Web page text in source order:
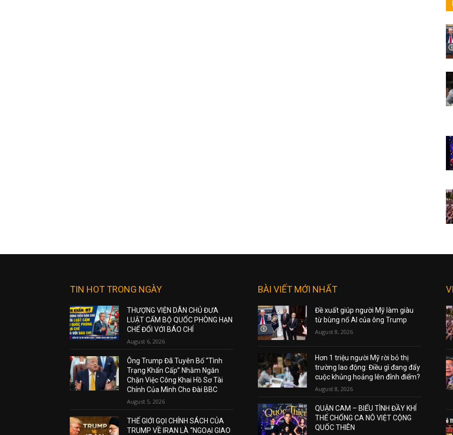
TIN HOT TRONG NGÀY
THƯỢNG VIỆN DÂN CHỦ ĐƯA
LUẬT CẤM BỘ QUỐC PHÒNG HẠN
CHẾ ĐỐI VỚI BÁO CHÍ
August 6, 2026
Ông Trump Đã Tuyên Bố “Tình
Trạng Khẩn Cấp” Nhằm Ngăn
Chặn Việc Công Khai Hồ Sơ Tài
Chính Của Mình Cho Đài BBC
August 5, 2026
THẾ GIỚI GỌI CHÍNH SÁCH CỦA
TRUMP VỀ IRAN LÀ “NGOẠI GIAO
BÀI VIẾT MỚI NHẤT
Đề xuất giúp người Mỹ làm giàu
từ bùng nổ AI của ông Trump
August 8, 2026
Hơn 1 triệu người Mỹ rời bỏ thị
trường lao động: Điều gì đang đẩy
cuộc khủng hoảng lên đỉnh điểm?
August 8, 2026
QUẬN CAM – BIỂU TÌNH ĐẦY KHÍ
THẾ CHỐNG CA NÔ VIỆT CỘNG
QUỐC THIÊN